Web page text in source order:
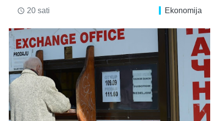
access_time 20 sati Ekonomija